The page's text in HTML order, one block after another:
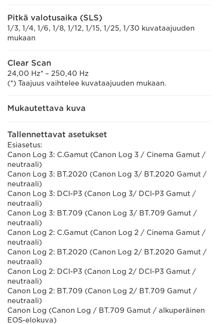
Pitkä valotusaika (SLS)
1/3, 1/4, 1/6, 1/8, 1/12, 1/15, 1/25, 1/30 kuvataajuuden
mukaan
Clear Scan
24,00 Hz* – 250,40 Hz
(*) Taajuus vaihtelee kuvataajuuden mukaan.
Mukautettava kuva
Tallennettavat asetukset
Esiasetus:
Canon Log 3: C.Gamut (Canon Log 3 / Cinema Gamut /
neutraali)
Canon Log 3: BT.2020 (Canon Log 3/ BT.2020 Gamut /
neutraali)
Canon Log 3: DCI-P3 (Canon Log 3/ DCI-P3 Gamut /
neutraali)
Canon Log 3: BT.709 (Canon Log 3/ BT.709 Gamut /
neutraali)
Canon Log 2: C.Gamut (Canon Log 2 / Cinema Gamut /
neutraali)
Canon Log 2: BT.2020 (Canon Log 2/ BT.2020 Gamut /
neutraali)
Canon Log 2: DCI-P3 (Canon Log 2/ DCI-P3 Gamut /
neutraali)
Canon Log 2: BT.709 (Canon Log 2/ BT.709 Gamut /
neutraali)
Canon Log (Canon Log / BT.709 Gamut / alkuperäinen
EOS-elokuva)